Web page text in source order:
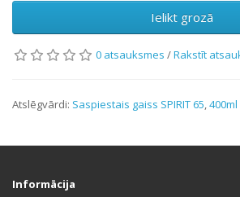
Ielikt grozā
0 atsauksmes /Rakstīt
Atslēgvārdi: Saspiestais gaiss SPIRIT 65,400ml
Informācija